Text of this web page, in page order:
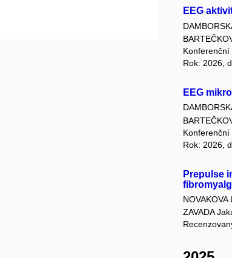
EEG
Konferenční
Rok: 2026,
EEG
Konferenční
Rok: 2026,
Prepulse
NOVAKOVA
ZAVADA